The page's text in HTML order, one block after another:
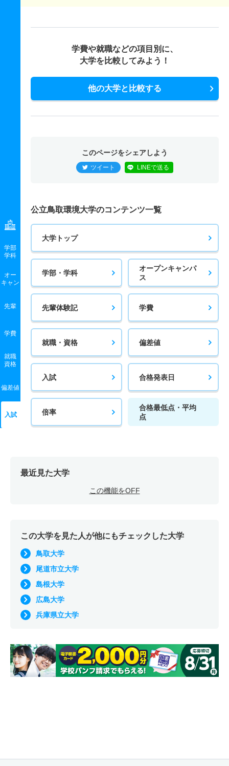
学部
学科
オー
キャン
先輩
学費
就職
資格
偏差値
入試
学費や就職などの項目別に、
大学を比較してみよう！
他の大学と比較する
このページをシェアしよう
ツイート LINEで送る
公立鳥取環境大学のコンテンツ一覧
大学トップ
学部・学科
オープンキャンパ
ス
先輩体験記 学費
就職・資格 偏差値
入試 合格発表日
倍率
合格最低点・平均
点
最近見た大学
この機能をOFF
この大学を見た人が他にもチェックした大学
鳥取大学
尾道市立大学
島根大学
広島大学
兵庫県立大学